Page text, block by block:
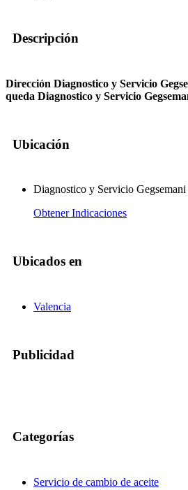
Descripción
Dirección Diagnostico y Servicio
queda Diagnostico y Servicio
Ubicación
Diagnostico y Servicio
Obtener Indicaciones
Ubicados en
Valencia
Publicidad
Categorías
Servicio de cambio de aceite